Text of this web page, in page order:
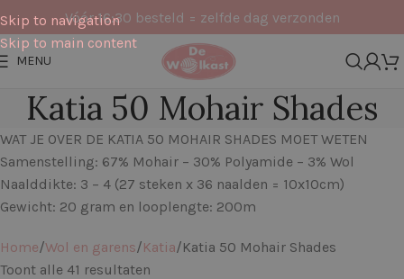
Skip to navigation
Skip to main content
Vóór 16:30 besteld = zelfde dag verzonden
MENU
Katia 50 Mohair Shades
WAT JE OVER DE KATIA 50 MOHAIR SHADES MOET WETEN
Samenstelling: 67% Mohair – 30% Polyamide – 3% Wol
Naalddikte: 3 – 4 (27 steken x 36 naalden = 10x10cm)
Gewicht: 20 gram en looplengte: 200m
Home Wol en garens Katia Katia 50 Mohair Shades
Toont alle 41 resultaten